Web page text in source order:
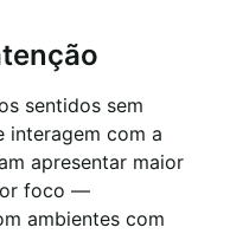
sentidos sem
interagem com a
apresentar maior
foco —
ambientes com